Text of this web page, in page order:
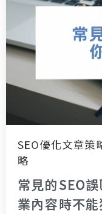
SEO優化文章策
略
常見的SEO
業內容時不能